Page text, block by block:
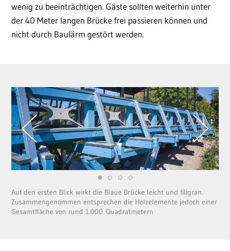
wenig zu beeinträchtigen. Gäste sollten weiterhin unter
der 40 Meter langen Brücke frei passieren können und
nicht durch Baulärm gestört werden.
Auf den ersten Blick wirkt die Blaue Brücke leicht und filigran.
Zusammengenommen entsprechen die Holzelemente jedoch einer
Gesamtfläche von rund 1.000 Quadratmetern